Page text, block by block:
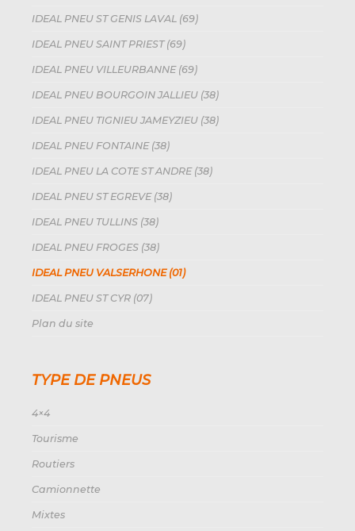
IDEAL PNEU ST GENIS LAVAL (69)
IDEAL PNEU SAINT PRIEST (69)
IDEAL PNEU VILLEURBANNE (69)
IDEAL PNEU BOURGOIN JALLIEU (38)
IDEAL PNEU TIGNIEU JAMEYZIEU (38)
IDEAL PNEU FONTAINE (38)
IDEAL PNEU LA COTE ST ANDRE (38)
IDEAL PNEU ST EGREVE (38)
IDEAL PNEU TULLINS (38)
IDEAL PNEU FROGES (38)
IDEAL PNEU VALSERHONE (01)
IDEAL PNEU ST CYR (07)
Plan du site
TYPE DE PNEUS
4×4
Tourisme
Routiers
Camionnette
Mixtes